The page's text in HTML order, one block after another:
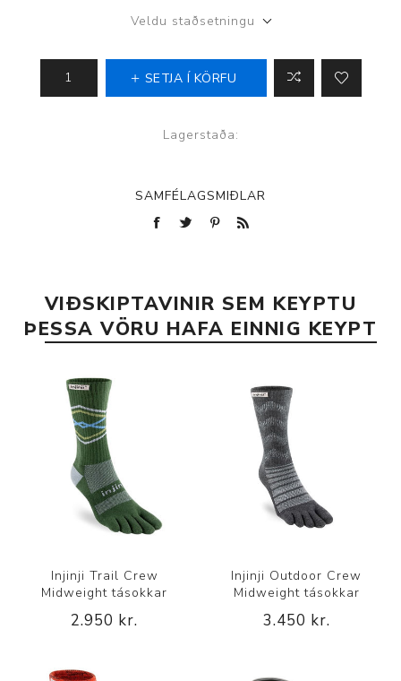
Veldu staðsetningu
SETJA Í KÖRFU
Lagerstaða:
SAMFÉLAGSMIÐLAR
VIÐSKIPTAVINIR SEM KEYPTU
ÞESSA VÖRU HAFA EINNIG KEYPT
Injinji Trail Crew
Midweight tásokkar
2.950 kr.
Injinji Outdoor Crew
Midweight tásokkar
3.450 kr.